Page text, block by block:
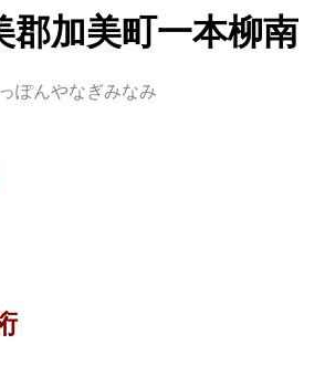
郡加美町一本柳南
ぽんやなぎみなみ